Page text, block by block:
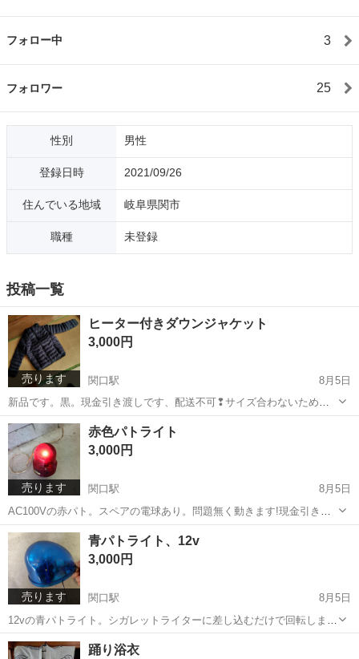
フォロー中 3
フォロワー 25
性別 男性
登録日時 2021/09/26
住んでいる地域 岐阜県関市
職種 未登録
投稿一覧
売ります
ヒーター付きダウンジャケット
3,000円
関口駅
8月5日
新品です。黒。現金引き渡しです、配送不可❢サイズ合わないため試
着しただけです。サイズはLですが大きめです。丈70センチ、肩幅50セ
ンチ位です。バッテリー、充電器は付属してません! 別途購入願いま
す!背面、前面の下半分と袖に熱...
岐阜 関市 関口駅 ジャンパー
売ります
赤色パトライト
3,000円
関口駅
8月5日
AC100Vの赤パト。スペアの電球あり。問題無く動きます!現金引き渡
し希望、平日連絡可ですが取り引きは土日曜、祝日になります。ノー
クレームノーリターンでお願いします!関市内まで取りに来れる方！
岐阜 関市 関口駅 照明器具
売ります
青パトライト、12v
3,000円
関口駅
8月5日
12vの青パトライト。シガレットライターに差し込むだけで回転しま
す。底面の吸盤で取付可能。現金引き渡し希望！平日連絡可ですが取
り引きは土日曜祝日になります。ノーリターンノークレームでお願い
岐阜 関市 関口駅
踊り浴衣